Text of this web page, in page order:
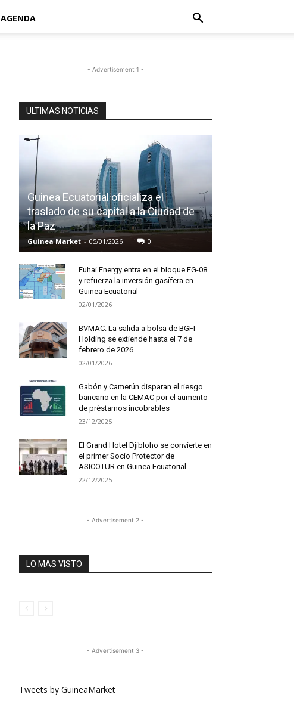
AGENDA
- Advertisement 1 -
ULTIMAS NOTICIAS
Guinea Ecuatorial oficializa el
traslado de su capital a la Ciudad de
la Paz
Guinea Market - 05/01/2026 0
Fuhai Energy entra en el bloque EG-08
y refuerza la inversión gasífera en
Guinea Ecuatorial
02/01/2026
BVMAC: La salida a bolsa de BGFI
Holding se extiende hasta el 7 de
febrero de 2026
02/01/2026
Gabón y Camerún disparan el riesgo
bancario en la CEMAC por el aumento
de préstamos incobrables
23/12/2025
El Grand Hotel Djibloho se convierte en
el primer Socio Protector de
ASICOTUR en Guinea Ecuatorial
22/12/2025
- Advertisement 2 -
LO MAS VISTO
- Advertisement 3 -
Tweets by GuineaMarket